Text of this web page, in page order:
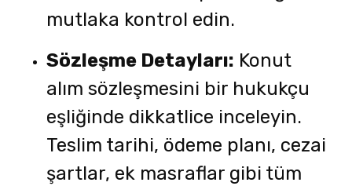
mutlaka kontrol edin.
Sözleşme Detayları: Konut
alım sözleşmesini bir hukukçu
eşliğinde dikkatlice inceleyin.
Teslim tarihi, ödeme planı, cezai
şartlar, ek masraflar gibi tüm